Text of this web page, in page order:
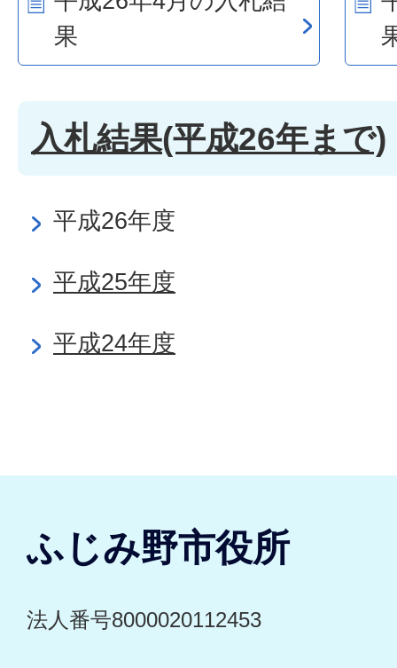
果
入札結果(平成26年まで)
平成26年度
平成25年度
平成24年度
ふじみ野市役所
法人番号8000020112453